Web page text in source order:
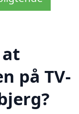
på TV-